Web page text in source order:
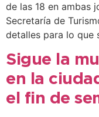
de las 18 en ambas
Secretaría de
detalles para lo que
Sigue la
en la
el fin de